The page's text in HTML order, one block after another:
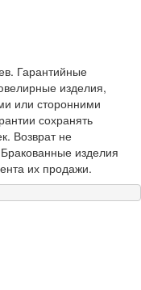
Гарантийные
изделия,
или сторонними
сохранять
Возврат не
изделия
их продажи.